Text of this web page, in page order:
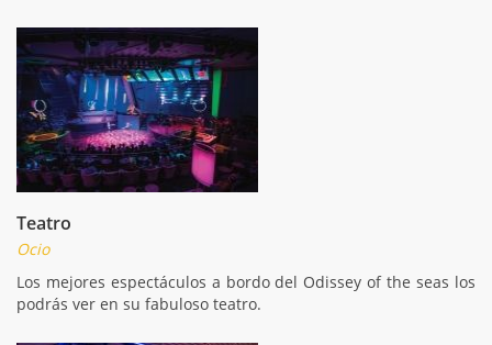
Teatro
Ocio
Los mejores espectáculos a bordo del Odissey of the seas los
podrás ver en su fabuloso teatro.